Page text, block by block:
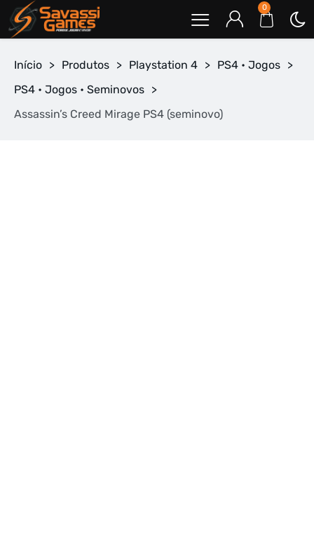
0
Início > Produtos > Playstation 4 > PS4 • Jogos >
PS4 • Jogos • Seminovos >
Assassin’s Creed Mirage PS4 (seminovo)